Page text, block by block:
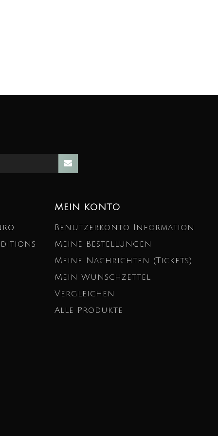
MEIN KONTO
Benutzerkonto Information
Meine Bestellungen
Meine Nachrichten (Tickets)
Mein Wunschzettel
Vergleichen
Alle Produkte